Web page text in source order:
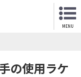
MENU
の使用ラケ